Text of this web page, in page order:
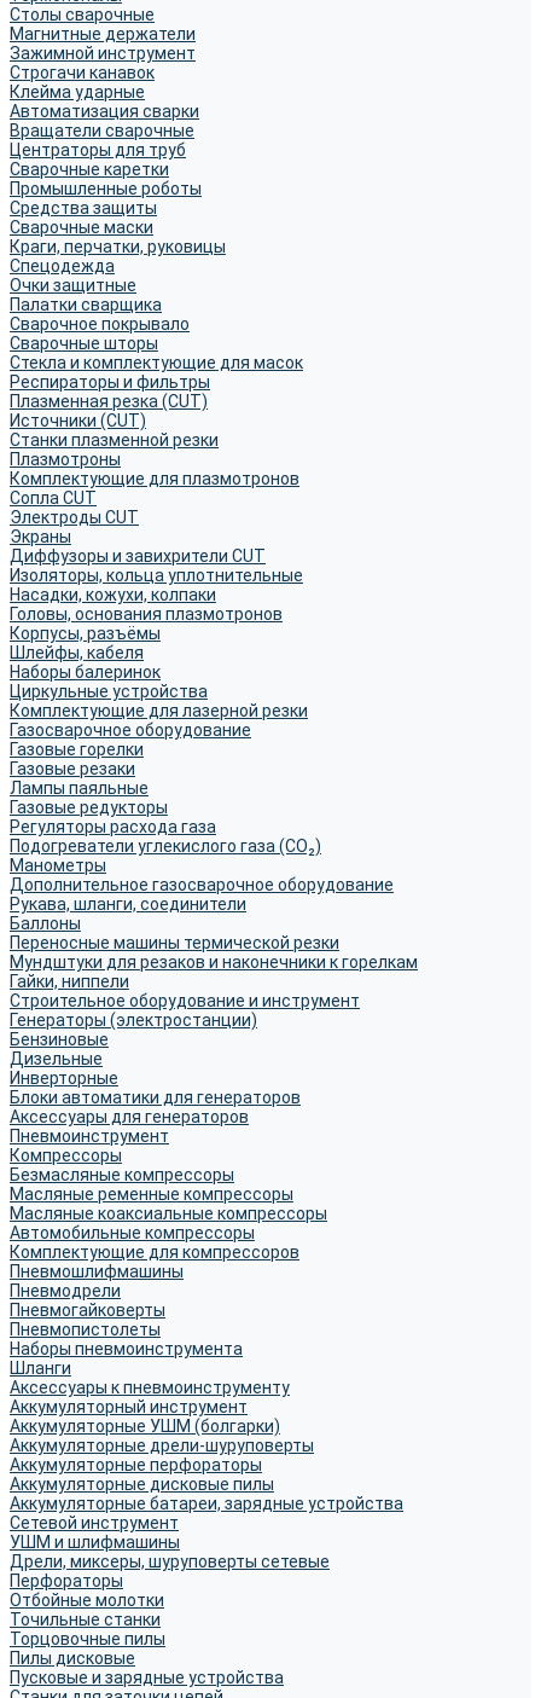
Столы сварочные
Магнитные держатели
Зажимной инструмент
Строгачи канавок
Клейма ударные
Автоматизация сварки
Вращатели сварочные
Центраторы для труб
Сварочные каретки
Промышленные роботы
Средства защиты
Сварочные маски
Краги, перчатки, руковицы
Спецодежда
Очки защитные
Палатки сварщика
Сварочное покрывало
Сварочные шторы
Стекла и комплектующие для масок
Респираторы и фильтры
Плазменная резка (CUT)
Источники (CUT)
Станки плазменной резки
Плазмотроны
Комплектующие для плазмотронов
Сопла CUT
Электроды CUT
Экраны
Диффузоры и завихрители CUT
Изоляторы, кольца уплотнительные
Насадки, кожухи, колпаки
Головы, основания плазмотронов
Корпусы, разъёмы
Шлейфы, кабеля
Наборы балеринок
Циркульные устройства
Комплектующие для лазерной резки
Газосварочное оборудование
Газовые горелки
Газовые резаки
Лампы паяльные
Газовые редукторы
Регуляторы расхода газа
Подогреватели углекислого газа (CO₂)
Манометры
Дополнительное газосварочное оборудование
Рукава, шланги, соединители
Баллоны
Переносные машины термической резки
Мундштуки для резаков и наконечники к горелкам
Гайки, ниппели
Строительное оборудование и инструмент
Генераторы (электростанции)
Бензиновые
Дизельные
Инверторные
Блоки автоматики для генераторов
Аксессуары для генераторов
Пневмоинструмент
Компрессоры
Безмасляные компрессоры
Масляные ременные компрессоры
Масляные коаксиальные компрессоры
Автомобильные компрессоры
Комплектующие для компрессоров
Пневмошлифмашины
Пневмодрели
Пневмогайковерты
Пневмопистолеты
Наборы пневмоинструмента
Шланги
Аксессуары к пневмоинструменту
Аккумуляторный инструмент
Аккумуляторные УШМ (болгарки)
Аккумуляторные дрели-шуруповерты
Аккумуляторные перфораторы
Аккумуляторные дисковые пилы
Аккумуляторные батареи, зарядные устройства
Сетевой инструмент
УШМ и шлифмашины
Дрели, миксеры, шуруповерты сетевые
Перфораторы
Отбойные молотки
Точильные станки
Торцовочные пилы
Пилы дисковые
Пусковые и зарядные устройства